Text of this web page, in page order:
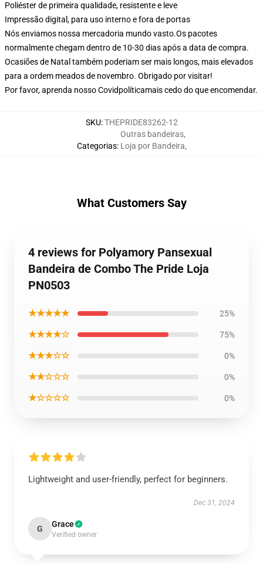
Poliéster de primeira qualidade, resistente e leve
Impressão digital, para uso interno e fora de portas
Nós enviamos nossa mercadoria mundo vasto.Os pacotes
normalmente chegam dentro de 10-30 dias após a data de compra.
Ocasiões de Natal também poderiam ser mais longos, mais elevados
para a ordem meados de novembro. Obrigado por visitar!
Por favor, aprenda nosso Covidpolíticamais cedo do que encomendar.
SKU:THEPRIDE83262-12
Categorias:
Outras bandeiras,
Loja por Bandeira,
What Customers Say
4 reviews for Polyamory Pansexual
Bandeira de Combo The Pride Loja
PN0503
★★★★★ 25%
★★★★☆ 75%
★★★☆☆ 0%
★★☆☆☆ 0%
★☆☆☆☆ 0%
Lightweight and user-friendly, perfect for beginners.
Dec 31, 2024
G Grace
Verified owner